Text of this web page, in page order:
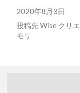
2020年8月3日
投稿先Wise クリ
モリ